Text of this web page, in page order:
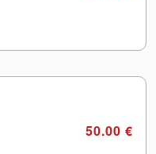
50.00 €